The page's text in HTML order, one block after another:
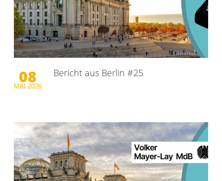
08
MAI 2026
Bericht aus Berlin #25